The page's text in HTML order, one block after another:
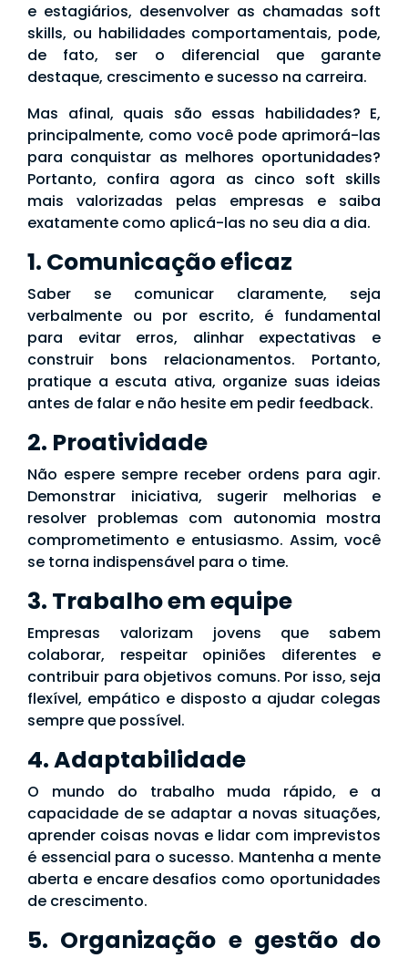
e estagiários, desenvolver as chamadas soft
skills, ou habilidades comportamentais, pode,
de fato, ser o diferencial que garante
destaque, crescimento e sucesso na carreira.
Mas afinal, quais são essas habilidades? E,
principalmente, como você pode aprimorá-las
para conquistar as melhores oportunidades?
Portanto, confira agora as cinco soft skills
mais valorizadas pelas empresas e saiba
exatamente como aplicá-las no seu dia a dia.
1. Comunicação eficaz
Saber se comunicar claramente, seja
verbalmente ou por escrito, é fundamental
para evitar erros, alinhar expectativas e
construir bons relacionamentos. Portanto,
pratique a escuta ativa, organize suas ideias
antes de falar e não hesite em pedir feedback.
2. Proatividade
Não espere sempre receber ordens para agir.
Demonstrar iniciativa, sugerir melhorias e
resolver problemas com autonomia mostra
comprometimento e entusiasmo. Assim, você
se torna indispensável para o time.
3. Trabalho em equipe
Empresas valorizam jovens que sabem
colaborar, respeitar opiniões diferentes e
contribuir para objetivos comuns. Por isso, seja
flexível, empático e disposto a ajudar colegas
sempre que possível.
4. Adaptabilidade
O mundo do trabalho muda rápido, e a
capacidade de se adaptar a novas situações,
aprender coisas novas e lidar com imprevistos
é essencial para o sucesso. Mantenha a mente
aberta e encare desafios como oportunidades
de crescimento.
5. Organização e gestão do